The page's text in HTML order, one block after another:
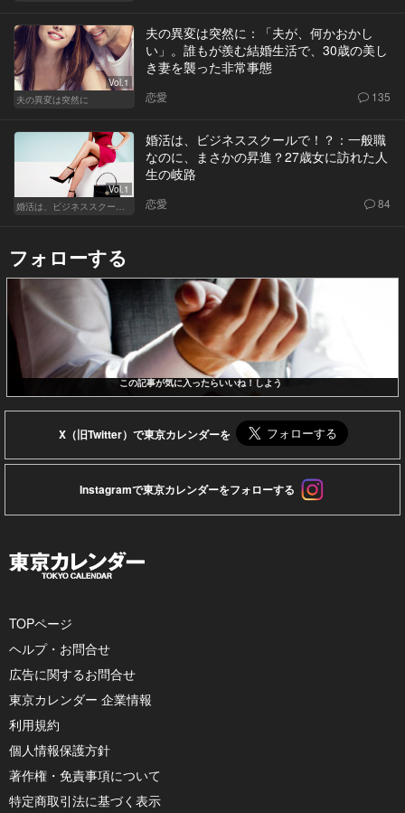
Vol.1
夫の異変は突然に
夫の異変は突然に：「夫が、何かおかし
い」。誰もが羨む結婚生活で、30歳の美し
き妻を襲った非常事態
恋愛 135
Vol.1
婚活は、ビジネススクールで！？：一般職
なのに、まさかの昇進？27歳女に訪れた人
生の岐路
恋愛 84
フォローする
この記事が気に入ったらいいね！しよう
X（旧Twitter）で東京カレンダーを
Instagramで東京カレンダーをフォローする
TOPページ
ヘルプ・お問合せ
広告に関するお問合せ
東京カレンダー 企業情報
利用規約
個人情報保護方針
著作権・免責事項について
特定商取引法に基づく表示